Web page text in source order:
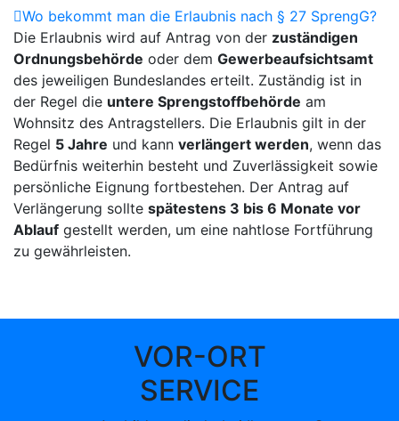
Wo bekommt man die Erlaubnis nach § 27 SprengG?
Die Erlaubnis wird auf Antrag von der zuständigen
Ordnungsbehörde oder dem Gewerbeaufsichtsamt
des jeweiligen Bundeslandes erteilt. Zuständig ist in
der Regel die untere Sprengstoffbehörde am
Wohnsitz des Antragstellers. Die Erlaubnis gilt in der
Regel 5 Jahre und kann verlängert werden, wenn das
Bedürfnis weiterhin besteht und Zuverlässigkeit sowie
persönliche Eignung fortbestehen. Der Antrag auf
Verlängerung sollte spätestens 3 bis 6 Monate vor
Ablauf gestellt werden, um eine nahtlose Fortführung
zu gewährleisten.
VOR-ORT
SERVICE